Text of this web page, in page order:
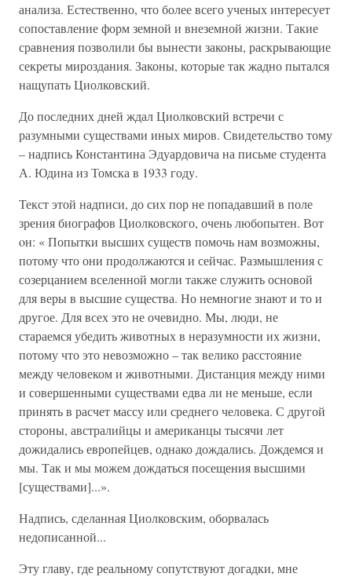
анализа. Естественно, что более всего ученых интересует
сопоставление форм земной и внеземной жизни. Такие
сравнения позволили бы вынести законы, раскрывающие
секреты мироздания. Законы, которые так жадно пытался
нащупать Циолковский.
До последних дней ждал Циолковский встречи с
разумными существами иных миров. Свидетельство тому
– надпись Константина Эдуардовича на письме студента
А. Юдина из Томска в 1933 году.
Текст этой надписи, до сих пор не попадавший в поле
зрения биографов Циолковского, очень любопытен. Вот
oн: « Попытки высших существ помочь нам возможны,
потому что они продолжаются и сейчас. Размышления с
созерцанием вселенной могли также служить основой
для веры в высшие существа. Но немногие знают и то и
другое. Для всех это не очевидно. Мы, люди, не
стараемся убедить животных в неразумности их жизни,
потому что это невозможно – так велико расстояние
между человеком и животными. Дистанция между ними
и совершенными существами едва ли не меньше, если
принять в расчет массу или среднего человека. С другой
стороны, австралийцы и американцы тысячи лет
дожидались европейцев, однако дождались. Дождемся и
мы. Так и мы можем дождаться посещения высшими
[существами]...».
Надпись, сделанная Циолковским, оборвалась
недописанной...
Эту главу, где реальному сопутствуют догадки, мне